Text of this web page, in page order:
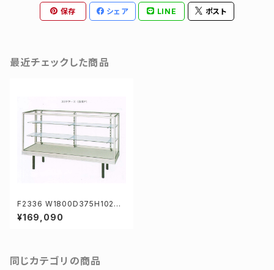
保存 シェア LINE ポスト
最近チェックした商品
F2336 W1800D375H1020
mm 業務用ガラスケース ショー
ケース
¥169,090
同じカテゴリの商品